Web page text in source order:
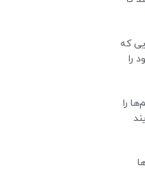
که
را
را